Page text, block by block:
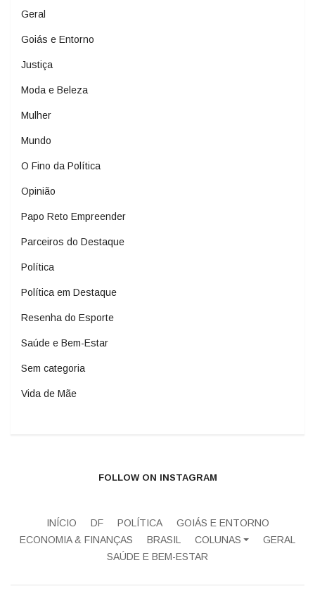
Geral
Goiás e Entorno
Justiça
Moda e Beleza
Mulher
Mundo
O Fino da Política
Opinião
Papo Reto Empreender
Parceiros do Destaque
Política
Política em Destaque
Resenha do Esporte
Saúde e Bem-Estar
Sem categoria
Vida de Mãe
FOLLOW ON INSTAGRAM
INÍCIO DF POLÍTICA
GOIÁS E ENTORNO
ECONOMIA & FINANÇAS
BRASIL COLUNAS
GERAL
SAÚDE E BEM-ESTAR